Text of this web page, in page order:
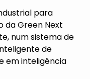
para
da Green Next
num sistema de
de
em inteligência